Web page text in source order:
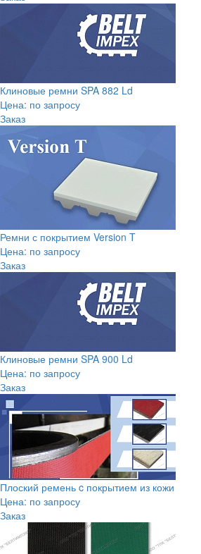
Клиновые ремни SPA 882 Ld
Цена: по запросу
Заказ
Ремни с покрытием Version T
Цена: по запросу
Заказ
Клиновые ремни SPA 900 Ld
Цена: по запросу
Заказ
Плоский ремень c покрытием из кожи
Цена: по запросу
Заказ